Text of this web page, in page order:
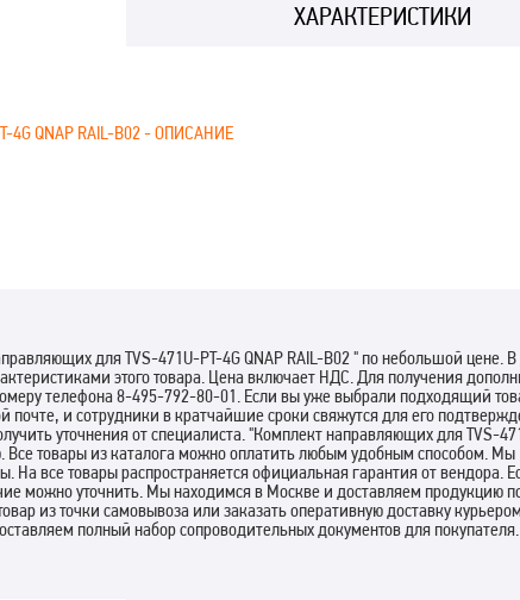
ХАРАКТЕРИСТИКИ
QNAP RAIL-B02 - ОПИСАНИЕ
для TVS-471U-PT-4G QNAP RAIL-B02 " по небольшой цене.
этого товара. Цена включает НДС. Для получения
телефона 8-495-792-80-01. Если вы уже выбрали подходящий
почте, и сотрудники в кратчайшие сроки свяжутся для его
уточнения от специалиста. "Комплект направляющих для TVS-
Все товары из каталога можно оплатить любым удобным способом. Мы
На все товары распространяется официальная гарантия от вендора.
можно уточнить. Мы находимся в Москве и доставляем продукцию
из точки самовывоза или заказать оперативную доставку
полный набор сопроводительных документов для покупателя.